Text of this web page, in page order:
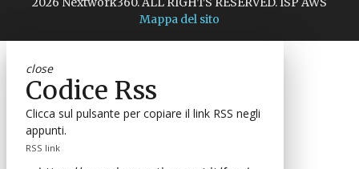
Mappa del sito
close
Codice Rss
Clicca sul pulsante per copiare il link RSS negli
appunti.
RSS link